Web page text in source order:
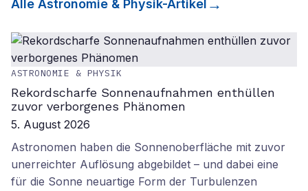
Alle Astronomie & Physik-Artikel
ASTRONOMIE & PHYSIK
Rekordscharfe Sonnenaufnahmen enthüllen
zuvor verborgenes Phänomen
5. August 2026
Astronomen haben die Sonnenoberfläche mit zuvor
unerreichter Auflösung abgebildet – und dabei eine
für die Sonne neuartige Form der Turbulenzen